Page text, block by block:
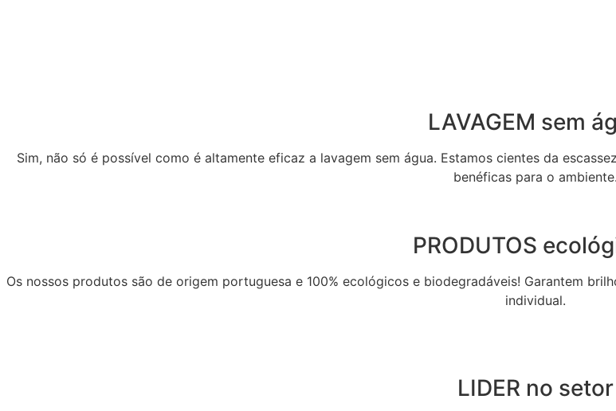
LAVAGEM sem
Sim, não só é possível como é altamente eficaz a lavagem sem água. Estamos cientes da
benéficas para o ambiente.
PRODUTOS
Os nossos produtos são de origem portuguesa e 100% ecológicos e biodegradáveis! Garantem
individual.
LIDER no setor